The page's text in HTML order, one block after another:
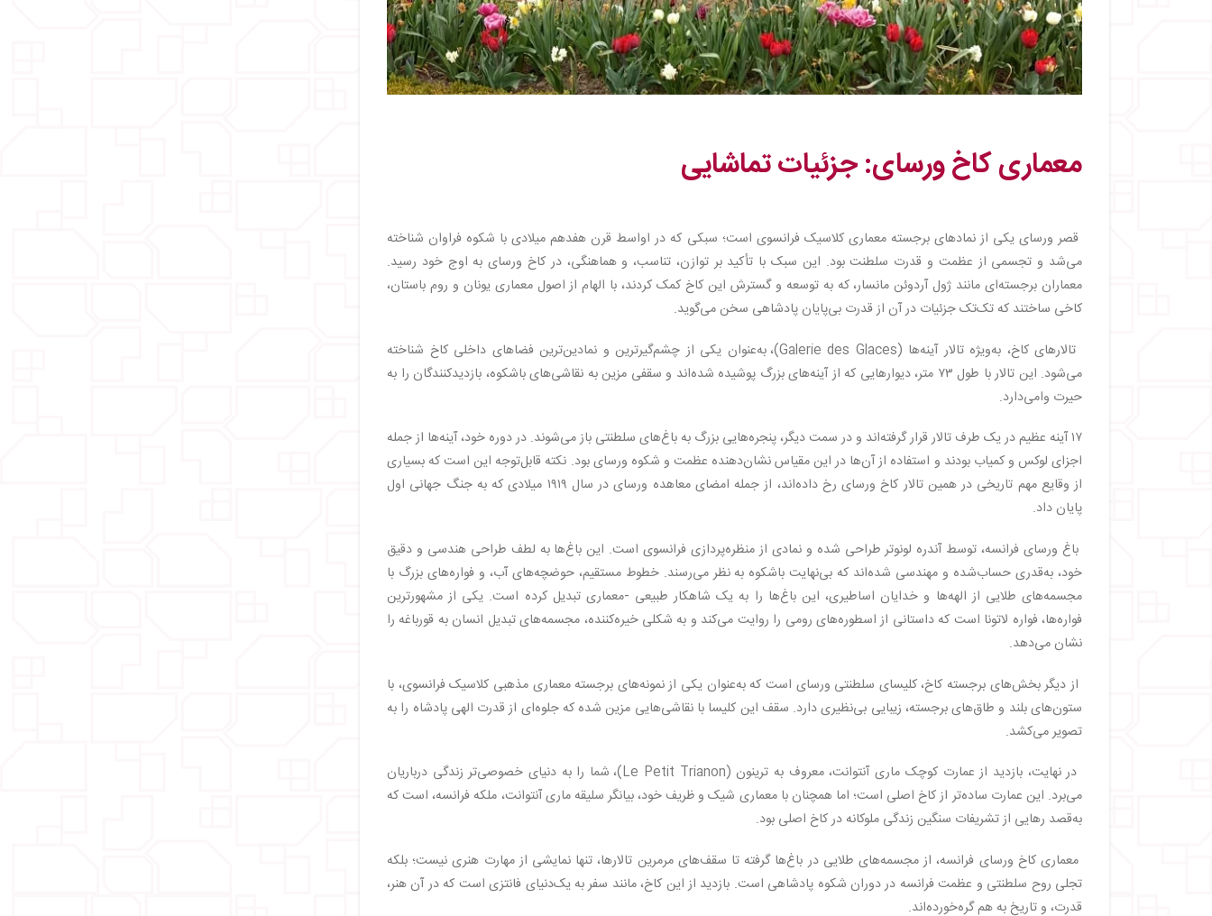
معماری کاخ ورسای: جزئیات تماشایی
قصر ورسای یکی از نمادهای برجسته معماری کلاسیک فرانسوی است؛ سبکی که در اواسط قرن هفدهم میلادی با شکوه فراوان شناخته
می‌شد و تجسمی از عظمت و قدرت سلطنت بود. این سبک با تأکید بر توازن، تناسب، و هماهنگی، در کاخ ورسای به اوج خود رسید.
معماران برجسته‌ای مانند ژول آردوئن مانسار، که به توسعه و گسترش این کاخ کمک کردند، با الهام از اصول معماری یونان و روم باستان،
کاخی ساختند که تک‌تک جزئیات در آن از قدرت بی‌پایان پادشاهی سخن می‌گوید.
تالارهای کاخ، به‌ویژه تالار آینه‌ها (Galerie des Glaces)، به‌عنوان یکی از چشم‌گیرترین و نمادین‌ترین فضاهای داخلی کاخ شناخته
می‌شود. این تالار با طول ۷۳ متر، دیوارهایی که از آینه‌های بزرگ پوشیده شده‌اند و سقفی مزین به نقاشی‌های باشکوه، بازدیدکنندگان را به
حیرت وامی‌دارد.
۱۷ آینه عظیم در یک طرف تالار قرار گرفته‌اند و در سمت دیگر، پنجره‌هایی بزرگ به باغ‌های سلطنتی باز می‌شوند. در دوره خود، آینه‌ها از جمله
اجزای لوکس و کمیاب بودند و استفاده از آن‌ها در این مقیاس نشان‌دهنده عظمت و شکوه ورسای بود. نکته قابل‌توجه این است که بسیاری
از وقایع مهم تاریخی در همین تالار کاخ ورسای رخ داده‌اند، از جمله امضای معاهده ورسای در سال ۱۹۱۹ میلادی که به جنگ جهانی اول
پایان داد.
باغ ورسای فرانسه، توسط آندره لونوتر طراحی شده و نمادی از منظره‌پردازی فرانسوی است. این باغ‌ها به لطف طراحی هندسی و دقیق
خود، به‌قدری حساب‌شده و مهندسی شده‌اند که بی‌نهایت باشکوه به نظر می‌رسند. خطوط مستقیم، حوضچه‌های آب، و فواره‌های بزرگ با
مجسمه‌های طلایی از الهه‌ها و خدایان اساطیری، این باغ‌ها را به یک شاهکار طبیعی -معماری تبدیل کرده است. یکی از مشهورترین
فواره‌ها، فواره لاتونا است که داستانی از اسطوره‌های رومی را روایت می‌کند و به شکلی خیره‌کننده، مجسمه‌های تبدیل انسان به قورباغه را
نشان می‌دهد.
از دیگر بخش‌های برجسته کاخ، کلیسای سلطنتی ورسای است که به‌عنوان یکی از نمونه‌های برجسته معماری مذهبی کلاسیک فرانسوی، با
ستون‌های بلند و طاق‌های برجسته، زیبایی بی‌نظیری دارد. سقف این کلیسا با نقاشی‌هایی مزین شده که جلوه‌ای از قدرت الهی پادشاه را به
تصویر می‌کشد.
در نهایت، بازدید از عمارت کوچک ماری آنتوانت، معروف به ترینون (Le Petit Trianon)، شما را به دنیای خصوصی‌تر زندگی درباریان
می‌برد. این عمارت ساده‌تر از کاخ اصلی است؛ اما همچنان با معماری شیک و ظریف خود، بیانگر سلیقه ماری آنتوانت، ملکه فرانسه، است که
به‌قصد رهایی از تشریفات سنگین زندگی ملوکانه در کاخ اصلی بود.
معماری کاخ ورسای فرانسه، از مجسمه‌های طلایی در باغ‌ها گرفته تا سقف‌های مرمرین تالارها، تنها نمایشی از مهارت هنری نیست؛ بلکه
تجلی روح سلطنتی و عظمت فرانسه در دوران شکوه پادشاهی است. بازدید از این کاخ، مانند سفر به یک‌دنیای فانتزی است که در آن هنر،
قدرت، و تاریخ به هم گره‌خورده‌اند.